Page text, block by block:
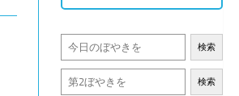
検索
検索